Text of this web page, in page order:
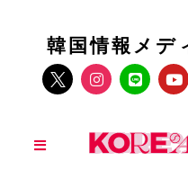
韓国情報メデ